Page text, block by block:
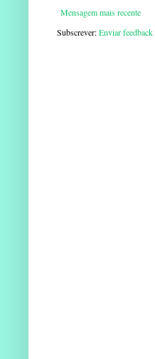
Mensagem mais recente
Subscrever:Enviar